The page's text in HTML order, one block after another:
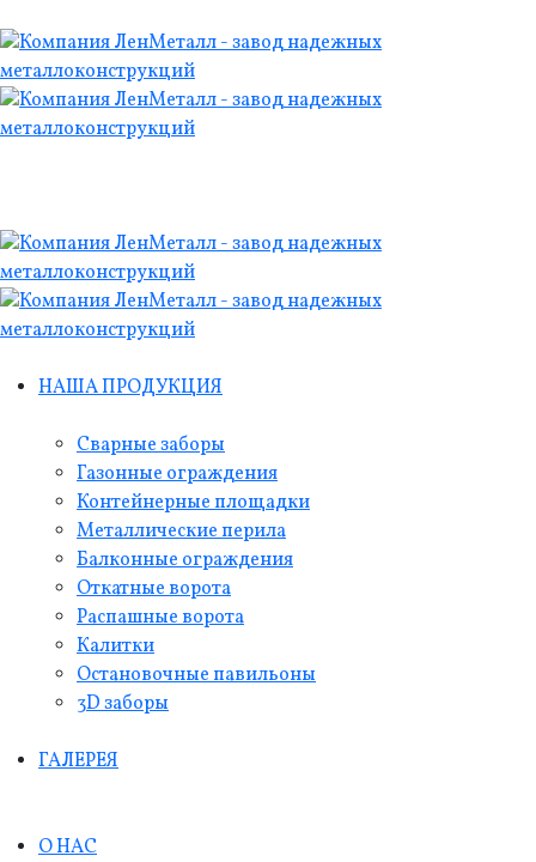
НАША ПРОДУКЦИЯ
Сварные заборы
Газонные ограждения
Контейнерные площадки
Металлические перила
Балконные ограждения
Откатные ворота
Распашные ворота
Калитки
Остановочные павильоны
3D заборы
ГАЛЕРЕЯ
О НАС